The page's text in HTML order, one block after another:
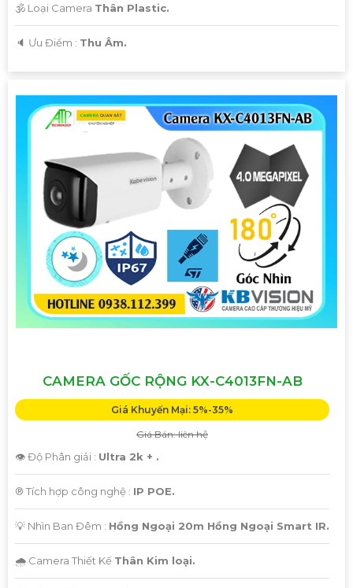
🕉️ Loại Camera Thân Plastic.
️🔈 Ưu Điểm : Thu Âm.
CAMERA GỐC RỘNG KX-C4013FN-AB
Giá Khuyến Mại: 5%-35%
Giá Bán: liên hệ
👁 Độ Phân giải : Ultra 2k + .
®️ Tích hợp công nghệ : IP POE.
💡 Nhìn Ban Đêm : Hồng Ngoại 20m Hồng Ngoại Smart IR.
🌧️ Camera Thiết Kế Thân Kim loại.